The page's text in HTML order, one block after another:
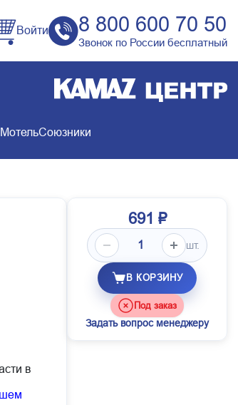
Войти 8 800 600 70 50
Звонок по России бесплатный
МотельСоюзники
в
691 ₽
шт.
В КОРЗИНУ
Под заказ
Задать вопрос менеджеру